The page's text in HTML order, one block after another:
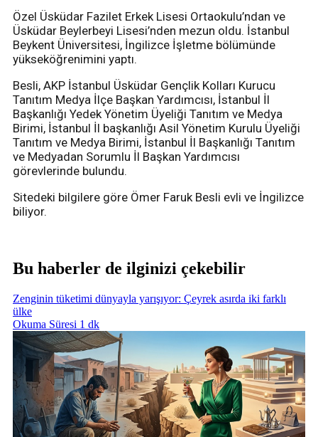
Özel Üsküdar Fazilet Erkek Lisesi Ortaokulu’ndan ve
Üsküdar Beylerbeyi Lisesi’nden mezun oldu. İstanbul
Beykent Üniversitesi, İngilizce İşletme bölümünde
yükseköğrenimini yaptı.
Besli, AKP İstanbul Üsküdar Gençlik Kolları Kurucu
Tanıtım Medya İlçe Başkan Yardımcısı, İstanbul İl
Başkanlığı Yedek Yönetim Üyeliği Tanıtım ve Medya
Birimi, İstanbul İl başkanlığı Asil Yönetim Kurulu Üyeliği
Tanıtım ve Medya Birimi, İstanbul İl Başkanlığı Tanıtım
ve Medyadan Sorumlu İl Başkan Yardımcısı
görevlerinde bulundu.
Sitedeki bilgilere göre Ömer Faruk Besli evli ve İngilizce
biliyor.
Bu haberler de ilginizi çekebilir
Zenginin tüketimi dünyayla yarışıyor: Çeyrek asırda iki farklı
ülke
Okuma Süresi 1 dk